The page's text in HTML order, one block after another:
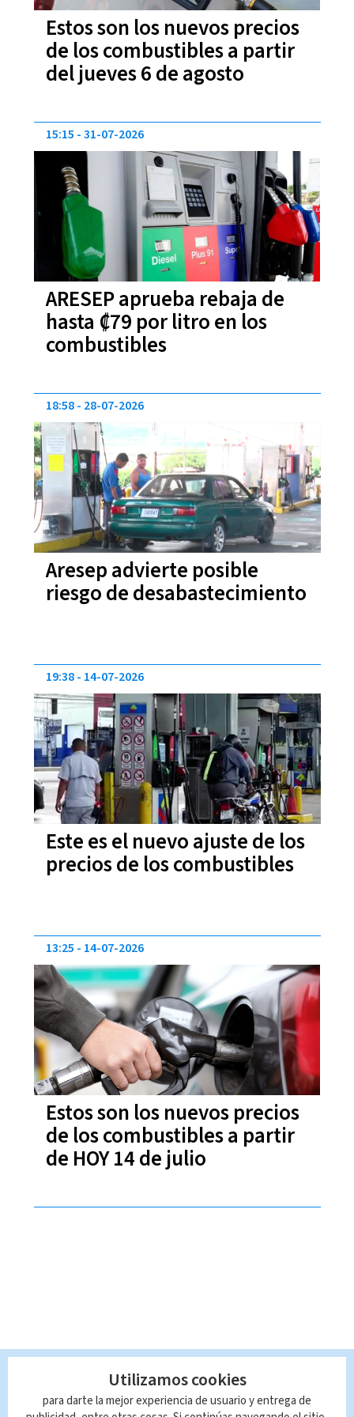
Estos son los nuevos precios
de los combustibles a partir
del jueves 6 de agosto
ARESEP aprueba rebaja de
hasta ₡79 por litro en los
combustibles
15:15 31-07-2026
Aresep advierte posible
riesgo de desabastecimiento
18:58 28-07-2026
Este es el nuevo ajuste de los
precios de los combustibles
19:38 14-07-2026
Estos son los nuevos precios
de los combustibles a partir
de HOY 14 de julio
13:25 14-07-2026
Utilizamos cookies
para darte la mejor experiencia de usuario y entrega de